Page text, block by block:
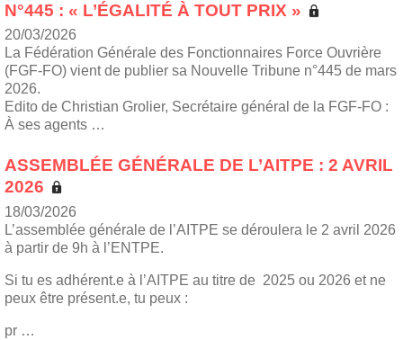
N°445 : « L’ÉGALITÉ À TOUT PRIX »
20/03/2026
La Fédération Générale des Fonctionnaires Force Ouvrière
(FGF-FO) vient de publier sa Nouvelle Tribune n°445 de mars
2026.
Edito de Christian Grolier, Secrétaire général de la FGF-FO :
À ses agents …
ASSEMBLÉE GÉNÉRALE DE L’AITPE : 2 AVRIL
2026
18/03/2026
L’assemblée générale de l’AITPE se déroulera le 2 avril 2026
à partir de 9h à l’ENTPE.
Si tu es adhérent.e à l’AITPE au titre de 2025 ou 2026 et ne
peux être présent.e, tu peux :
pr …